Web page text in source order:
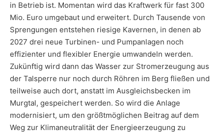
in Betrieb ist. Momentan wird das Kraftwerk für fast 300
Mio. Euro umgebaut und erweitert. Durch Tausende von
Sprengungen entstehen riesige Kavernen, in denen ab
2027 drei neue Turbinen- und Pumpanlagen noch
effizienter und flexibler Energie umwandeln werden.
Zukünftig wird dann das Wasser zur Stromerzeugung aus
der Talsperre nur noch durch Röhren im Berg fließen und
teilweise auch dort, anstatt im Ausgleichsbecken im
Murgtal, gespeichert werden. So wird die Anlage
modernisiert, um den größtmöglichen Beitrag auf dem
Weg zur Klimaneutralität der Energieerzeugung zu